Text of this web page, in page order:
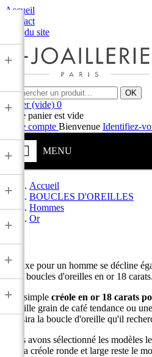
Accueil
Contact
Plan du site
OK
Panier (vide) 0
Votre panier est vide
Votre compte Bienvenue Identifiez-
MENU
+
+
+
+
+
+
+
Accueil
BOUCLES D'OREILLES
Hommes
Or
Or
Le luxe pour un homme se décline
deux boucles d'oreilles en or 18 carats.
Une simple créole en or 18 carats
d'oreille grain de café tendance ou
choisira la boucle d'oreille qu'il
Nous avons sélectionné les modèles
que la créole ronde et large reste le